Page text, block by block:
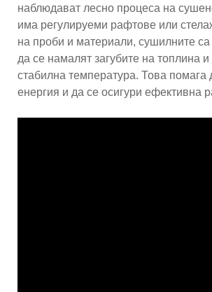
наблюдават лесно процеса на
има регулируеми рафтове или
на проби и материали, сушилните са
да се намалят загубите на топлина
стабилна температура. Това помага
енергия и да се осигури ефективна